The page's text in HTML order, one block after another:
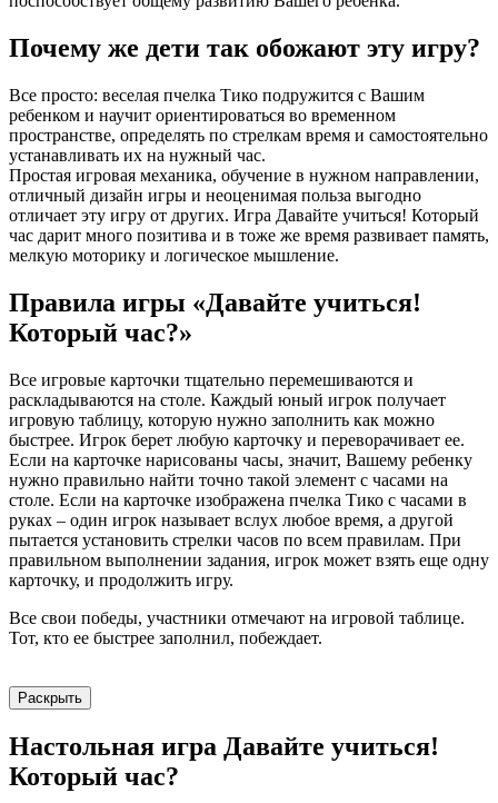
Почему же дети так обожают эту игру?
Все просто: веселая пчелка Тико подружится с Вашим
ребенком и научит ориентироваться во временном
пространстве, определять по стрелкам время и самостоятельно
устанавливать их на нужный час.
Простая игровая механика, обучение в нужном направлении,
отличный дизайн игры и неоценимая польза выгодно
отличает эту игру от других. Игра Давайте учиться! Который
час дарит много позитива и в тоже же время развивает память,
мелкую моторику и логическое мышление.
Правила игры «Давайте учиться!
Который час?»
Все игровые карточки тщательно перемешиваются и
раскладываются на столе. Каждый юный игрок получает
игровую таблицу, которую нужно заполнить как можно
быстрее. Игрок берет любую карточку и переворачивает ее.
Если на карточке нарисованы часы, значит, Вашему ребенку
нужно правильно найти точно такой элемент с часами на
столе. Если на карточке изображена пчелка Тико с часами в
руках – один игрок называет вслух любое время, а другой
пытается установить стрелки часов по всем правилам. При
правильном выполнении задания, игрок может взять еще одну
карточку, и продолжить игру.
Все свои победы, участники отмечают на игровой таблице.
Тот, кто ее быстрее заполнил, побеждает.
Раскрыть
Настольная игра Давайте учиться!
Который час?